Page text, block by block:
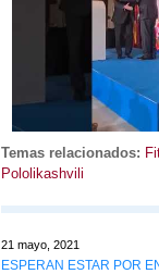
Temas relacionados:
Pololikashvili
21 mayo, 2021
ESPERAN ESTAR POR